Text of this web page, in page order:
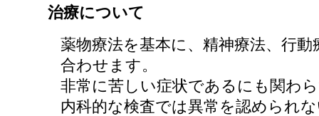
治療について
薬物療法を基本に、精神療法、行動
合わせます。
非常に苦しい症状であるにも関わ
内科的な検査では異常を認められ